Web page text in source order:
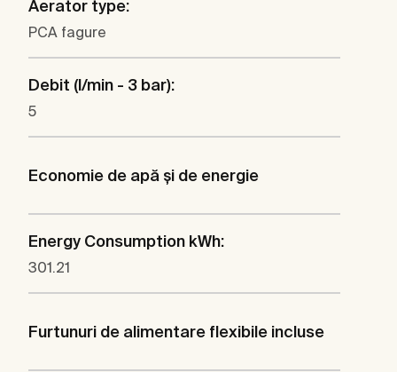
Aerator type:
PCA fagure
Debit (l/min - 3 bar):
5
Economie de apă şi de energie
Energy Consumption kWh:
301.21
Furtunuri de alimentare flexibile incluse